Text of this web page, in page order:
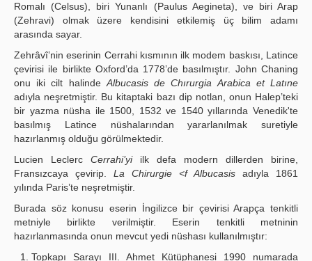
Romalı (Celsus), biri Yunanlı (Paulus Aegineta), ve biri Arap
(Zehravi) olmak üzere kendisini etkilemiş üç bilim adamı
arasında sayar.
Zehrâvî’nin eserinin Cerrahi kısmının ilk modem baskısı, Latince
çevirisi ile birlikte Oxford’da 1778’de basılmıştır. John Chaning
onu iki cilt halinde Albucasis de Chırurgia Arabica et Latıne
adıyla neşretmiştir. Bu kitaptaki bazı dip notlan, onun Halep’teki
bir yazma nüsha ile 1500, 1532 ve 1540 yıllarında Venedik'te
basılmış Latince nüshalarından yararlanılmak suretiyle
hazırlanmış olduğu görülmektedir.
Lucien Leclerc Cerrahi’yiilk defa modern dillerden birine,
Fransızcaya çevirip. La Chirurgie <f Albucasis adıyla 1861
yılında Paris’te neşretmiştir.
Burada söz konusu eserin İngilizce bir çevirisi Arapça tenkitli
metniyle birlikte verilmiştir. Eserin tenkitli metninin
hazırlanmasında onun mevcut yedi nüshası kullanılmıştır:
Topkapı Sarayı III. Ahmet Kütüphanesi 1990 numarada